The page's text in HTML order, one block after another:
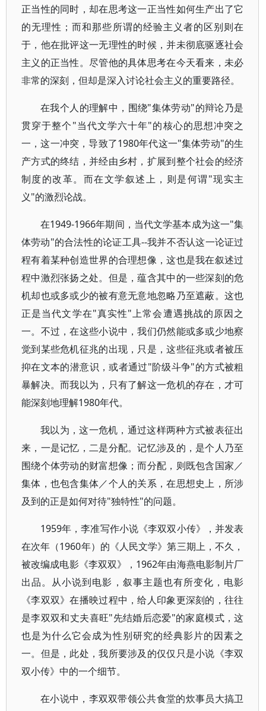
正当性的同时，却在思考这一正当性如何生产出了它
的无理性；而和那些所谓的经验主义者的区别则在
于，他在批评这一无理性的时候，并未彻底驱逐社会
主义的正当性。尽管他的具体思考在今天看来，未必
非常的深刻，但却是深入讨论社会主义的重要路径。
在我个人的理解中，围绕"集体劳动"的辩论乃是
贯穿于整个"当代文学六十年"的核心的思想冲突之
一，这一冲突，导致了1980年代这一"集体劳动"的生
产方式的终结，并经由乡村，扩展到整个社会的经济
制度的改革。而在文学叙述上，则是何谓"现实主
义"的激烈论战。
在1949-1966年期间，当代文学基本成为这一"集
体劳动"的合法性的论证工具--我并不否认这一论证过
程有着某种创造世界的合理想像，这也是我在叙述过
程中激烈张扬之处。但是，蕴含其中的一些深刻的危
机却也或多或少的被有意无意地忽略乃至遮蔽。这也
正是当代文学在"真实性"上常会遭遇挑战的原因之
一。不过，在这些小说中，我们仍然能或多或少地察
觉到某些危机征兆的出现，只是，这些征兆或者被压
抑在文本的潜意识，或者通过"阶级斗争"的方式被粗
暴解决。而我以为，只有了解这一危机的存在，才可
能深刻地理解1980年代。
我以为，这一危机，通过这样两种方式被表征出
来，一是记忆，二是分配。记忆涉及的，是个人乃至
围绕个体劳动的财富想像；而分配，则既包含国家／
集体，也包含集体／个人的关系，在思想史上，所涉
及到的正是如何对待"独特性"的问题。
1959年，李准写作小说《李双双小传》，并发表
在次年（1960年）的《人民文学》第三期上，不久，
被改编成电影《李双双》，1962年由海燕电影制片厂
出品。从小说到电影，叙事主题也有所变化，电影
《李双双》在播映过程中，给人印象更深刻的，往往
是李双双和丈夫喜旺"先结婚后恋爱"的家庭模式，这
也是为什么它会成为性别研究的经典影片的因素之
一。但是，此处，我所要涉及的仅仅只是小说《李双
双小传》中的一个细节。
在小说中，李双双带领公共食堂的炊事员大搞卫